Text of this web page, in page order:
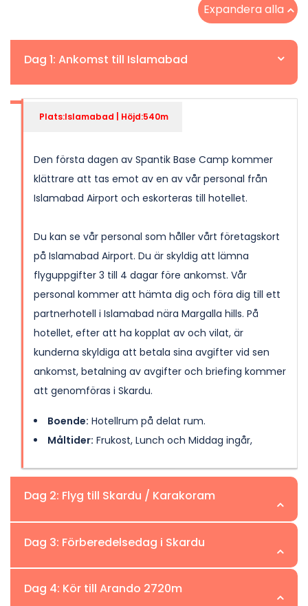
Expandera alla
Dag 1: Ankomst till Islamabad
Plats:Islamabad | Höjd:540m
Den första dagen av Spantik Base Camp kommer
klättrare att tas emot av en av vår personal från
Islamabad Airport och eskorteras till hotellet.
Du kan se vår personal som håller vårt företagskort
på Islamabad Airport. Du är skyldig att lämna
flyguppgifter 3 till 4 dagar före ankomst. Vår
personal kommer att hämta dig och föra dig till ett
partnerhotell i Islamabad nära Margalla hills. På
hotellet, efter att ha kopplat av och vilat, är
kunderna skyldiga att betala sina avgifter vid sen
ankomst, betalning av avgifter och briefing kommer
att genomföras i Skardu.
Boende: Hotellrum på delat rum.
Måltider: Frukost, Lunch och Middag ingår,
Dag 2: Flyg till Skardu / Karakoram
Plats:Skardu | Höjd:2.230m
kommer vi att flyga till Skardu på morgonen. Skardu
Dag 3: Förberedelsedag i Skardu
Plats:Skardu | Höjd:2.230m
Dag 4: Kör till Arando 2720m